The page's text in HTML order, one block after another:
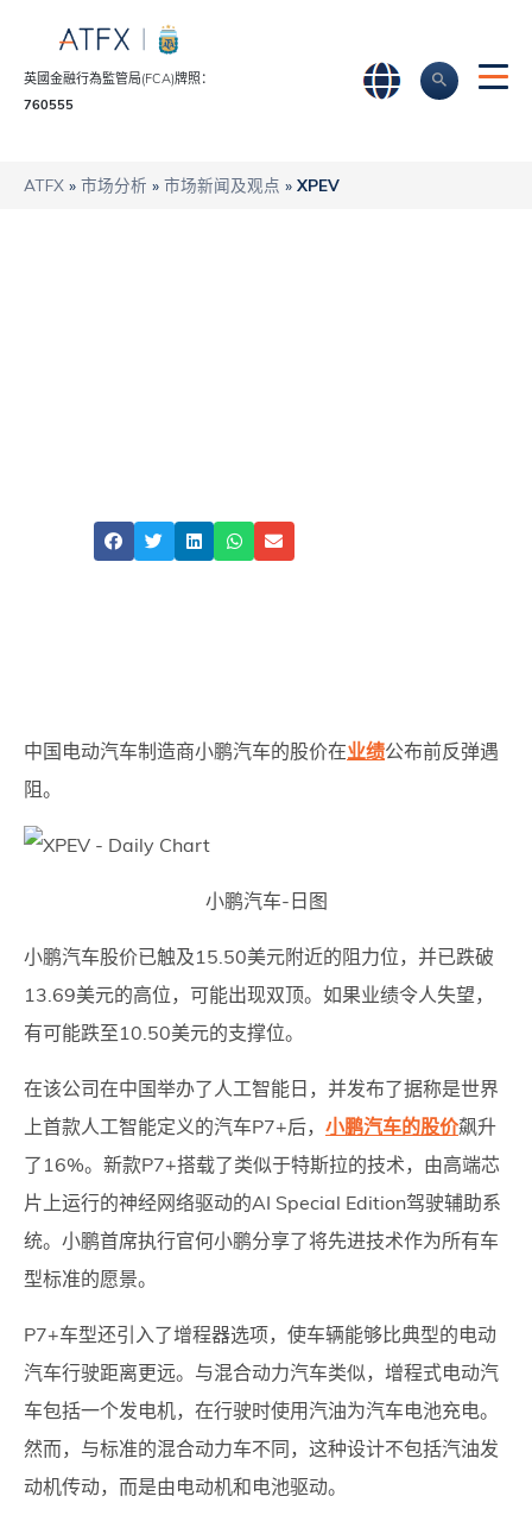
英國金融行為監管局(FCA)牌照：
760555
ATFX » 市场分析 » 市场新闻及观点 » XPEV
中国电动汽车制造商小鹏汽车的股价在业绩公布前反弹遇
阻。
小鹏汽车-日图
小鹏汽车股价已触及15.50美元附近的阻力位，并已跌破
13.69美元的高位，可能出现双顶。如果业绩令人失望，
有可能跌至10.50美元的支撑位。
在该公司在中国举办了人工智能日，并发布了据称是世界
上首款人工智能定义的汽车P7+后， 小鹏汽车的股价飙升
了16%。新款P7+搭载了类似于特斯拉的技术，由高端芯
片上运行的神经网络驱动的AI Special Edition驾驶辅助系
统。小鹏首席执行官何小鹏分享了将先进技术作为所有车
型标准的愿景。
P7+车型还引入了增程器选项，使车辆能够比典型的电动
汽车行驶距离更远。与混合动力汽车类似，增程式电动汽
车包括一个发电机，在行驶时使用汽油为汽车电池充电。
然而，与标准的混合动力车不同，这种设计不包括汽油发
动机传动，而是由电动机和电池驱动。